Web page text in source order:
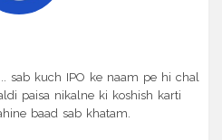
sab kuch IPO ke naam pe hi chal
paisa nikalne ki koshish karti
baad sab khatam.